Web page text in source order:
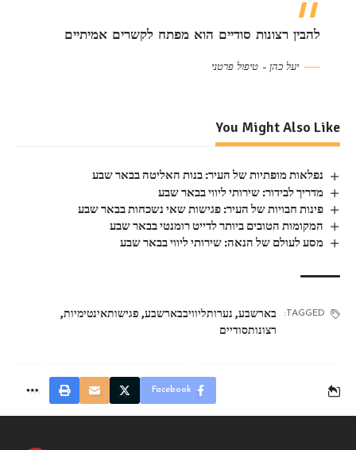
להבין רצונות סודיים הוא מפתח לקשרים אמיתיים
יעל כהן – טיפול פרטני
You Might Also Like
נפלאות מופתיות של העיר: בנות האליטה בבאר שבע
מדריך לבידור: שירותי ליווי בבאר שבע
פינות חבויות של העיר: פגישות שאי נשכחות בבאר שבע
המקומות הטובים ביותר לדייט רומנטי בבאר שבע
מסע לעולם של הנאה: שירותי ליווי בבאר שבע
TAGGED: בארשבע, נערותליוויבבארשבע, פגישותאינטימיות,
רצונותסודיים
Facebook